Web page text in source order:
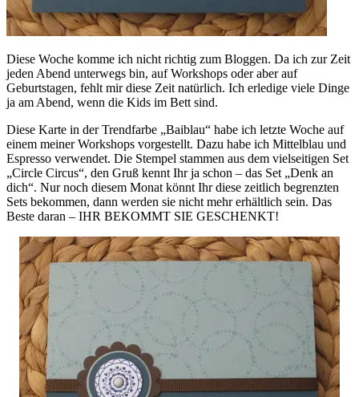
Diese Woche komme ich nicht richtig zum Bloggen. Da ich zur Zeit
jeden Abend unterwegs bin, auf Workshops oder aber auf
Geburtstagen, fehlt mir diese Zeit natürlich. Ich erledige viele Dinge
ja am Abend, wenn die Kids im Bett sind.
Diese Karte in der Trendfarbe „Baiblau“ habe ich letzte Woche auf
einem meiner Workshops vorgestellt. Dazu habe ich Mittelblau und
Espresso verwendet. Die Stempel stammen aus dem vielseitigen Set
„Circle Circus“, den Gruß kennt Ihr ja schon – das Set „Denk an
dich“. Nur noch diesem Monat könnt Ihr diese zeitlich begrenzten
Sets bekommen, dann werden sie nicht mehr erhältlich sein. Das
Beste daran – IHR BEKOMMT SIE GESCHENKT!